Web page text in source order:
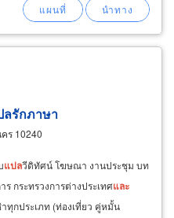
ลรักภาษา
ร 10240
แปลวีดิทัศน์ โฆษณา งานประชุม บท
ร กระทรวงการต่างประเทศและ
ทุกประเภท (ท่องเที่ยว คู่หมั้น